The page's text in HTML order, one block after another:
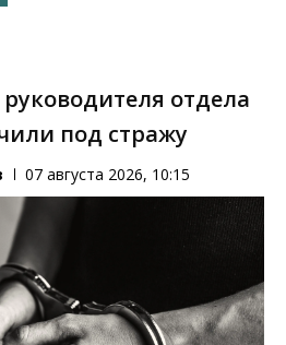
отдела
под стражу
07 августа 2026, 10:15